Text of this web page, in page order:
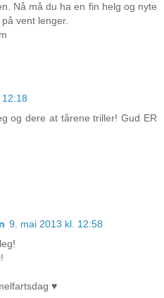
Nå må du ha en fin helg og nyte
vent lenger.
og dere at tårene triller! Gud ER
9. mai 2013 kl. 12:58
♥